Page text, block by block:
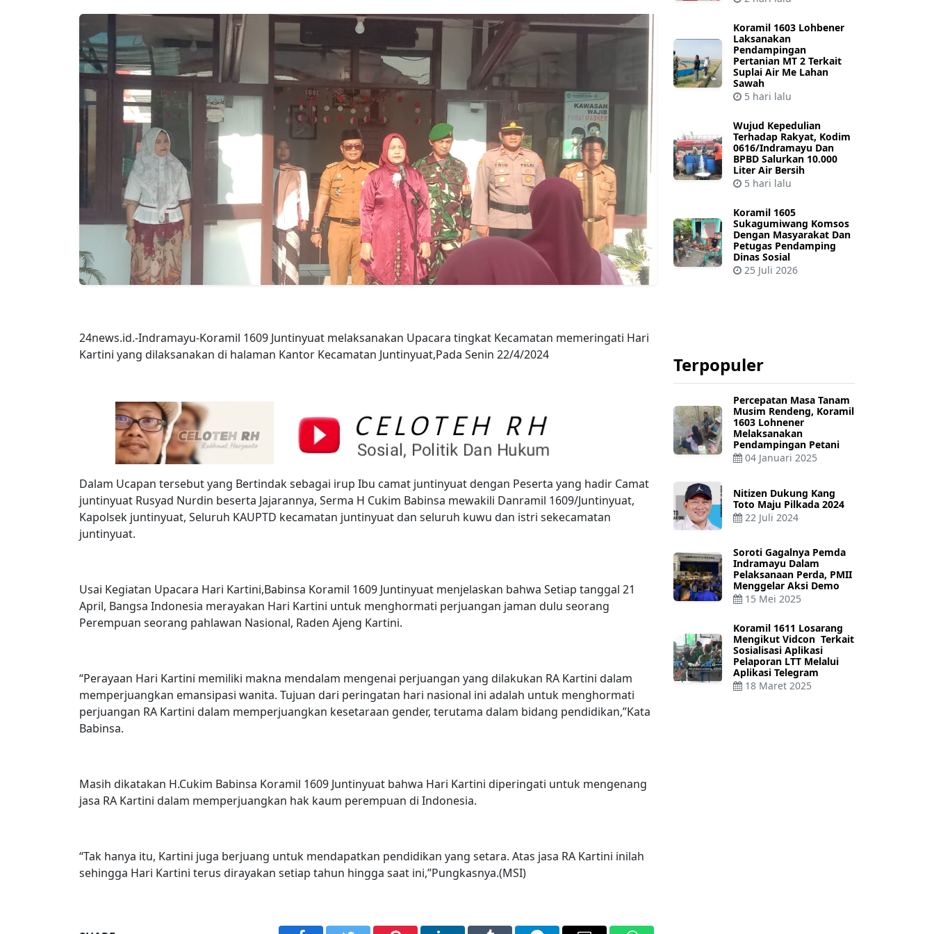
24news.id.-Indramayu-Koramil 1609 Juntinyuat melaksanakan Upacara tingkat Kecamatan memeringati Hari
Kartini yang dilaksanakan di halaman Kantor Kecamatan Juntinyuat,Pada Senin 22/4/2024
Dalam Ucapan tersebut yang Bertindak sebagai irup Ibu camat juntinyuat dengan Peserta yang hadir Camat
juntinyuat Rusyad Nurdin beserta Jajarannya, Serma H Cukim Babinsa mewakili Danramil 1609/Juntinyuat,
Kapolsek juntinyuat, Seluruh KAUPTD kecamatan juntinyuat dan seluruh kuwu dan istri sekecamatan
juntinyuat.
Usai Kegiatan Upacara Hari Kartini,Babinsa Koramil 1609 Juntinyuat menjelaskan bahwa Setiap tanggal 21
April, Bangsa Indonesia merayakan Hari Kartini untuk menghormati perjuangan jaman dulu seorang
Perempuan seorang pahlawan Nasional, Raden Ajeng Kartini.
“Perayaan Hari Kartini memiliki makna mendalam mengenai perjuangan yang dilakukan RA Kartini dalam
memperjuangkan emansipasi wanita. Tujuan dari peringatan hari nasional ini adalah untuk menghormati
perjuangan RA Kartini dalam memperjuangkan kesetaraan gender, terutama dalam bidang pendidikan,”Kata
Babinsa.
Masih dikatakan H.Cukim Babinsa Koramil 1609 Juntinyuat bahwa Hari Kartini diperingati untuk mengenang
jasa RA Kartini dalam memperjuangkan hak kaum perempuan di Indonesia.
“Tak hanya itu, Kartini juga berjuang untuk mendapatkan pendidikan yang setara. Atas jasa RA Kartini inilah
sehingga Hari Kartini terus dirayakan setiap tahun hingga saat ini,”Pungkasnya.(MSI)
Koramil 1603 Lohbener
Laksanakan
Pendampingan
Pertanian MT 2 Terkait
Suplai Air Me Lahan
Sawah
5 hari lalu
Wujud Kepedulian
Terhadap Rakyat, Kodim
0616/Indramayu Dan
BPBD Salurkan 10.000
Liter Air Bersih
5 hari lalu
Koramil 1605
Sukagumiwang Komsos
Dengan Masyarakat Dan
Petugas Pendamping
Dinas Sosial
25 Juli 2026
Terpopuler
Percepatan Masa Tanam
Musim Rendeng, Koramil
1603 Lohnener
Melaksanakan
Pendampingan Petani
04 Januari 2025
Nitizen Dukung Kang
Toto Maju Pilkada 2024
22 Juli 2024
Soroti Gagalnya Pemda
Indramayu Dalam
Pelaksanaan Perda, PMII
Menggelar Aksi Demo
15 Mei 2025
Koramil 1611 Losarang
Mengikut Vidcon Terkait
Sosialisasi Aplikasi
Pelaporan LTT Melalui
Aplikasi Telegram
18 Maret 2025